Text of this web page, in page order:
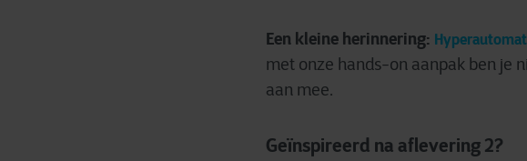
Een kleine herinnering:
met onze hands-on aanpak ben je
aan mee.
Geïnspireerd na aflevering 2?